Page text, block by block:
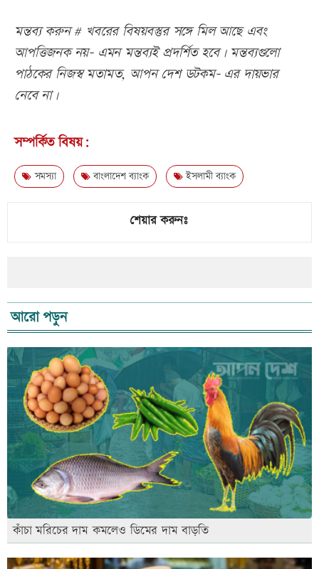
মন্তব্য করুন # খবরের বিষয়বস্তুর সঙ্গে মিল আছে এবং
আপত্তিজনক নয়- এমন মন্তব্যই প্রদর্শিত হবে। মন্তব্যগুলো
পাঠকের নিজস্ব মতামত, আপন দেশ ডটকম- এর দায়ভার
নেবে না।
সম্পর্কিত বিষয়:
সমস্যা বাংলাদেশ ব্যাংক ইসলামী ব্যাংক
শেয়ার করুনঃ
আরো পড়ুন
কাঁচা মরিচের দাম কমলেও ডিমের দাম বাড়তি